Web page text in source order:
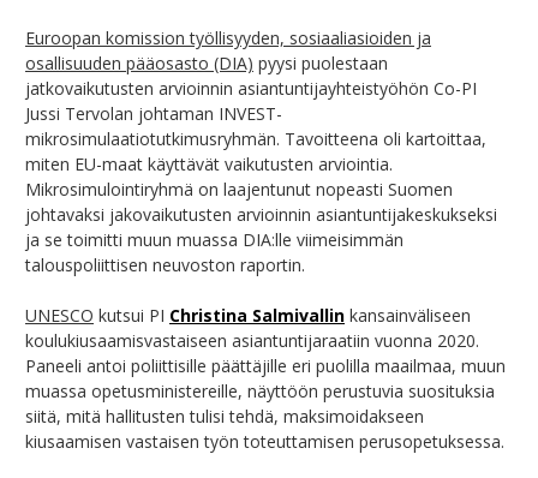
Euroopan komission työllisyyden, sosiaaliasioiden ja
osallisuuden pääosasto (DIA) pyysi puolestaan
jatkovaikutusten arvioinnin asiantuntijayhteistyöhön Co-PI
Jussi Tervolan johtaman INVEST-
mikrosimulaatiotutkimusryhmän. Tavoitteena oli kartoittaa,
miten EU-maat käyttävät vaikutusten arviointia.
Mikrosimulointiryhmä on laajentunut nopeasti Suomen
johtavaksi jakovaikutusten arvioinnin asiantuntijakeskukseksi
ja se toimitti muun muassa DIA:lle viimeisimmän
talouspoliittisen neuvoston raportin.
UNESCO kutsui PI Christina Salmivallin kansainväliseen
koulukiusaamisvastaiseen asiantuntijaraatiin vuonna 2020.
Paneeli antoi poliittisille päättäjille eri puolilla maailmaa, muun
muassa opetusministereille, näyttöön perustuvia suosituksia
siitä, mitä hallitusten tulisi tehdä, maksimoidakseen
kiusaamisen vastaisen työn toteuttamisen perusopetuksessa.